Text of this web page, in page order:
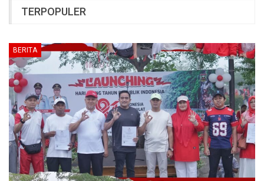
TERPOPULER
BERITA